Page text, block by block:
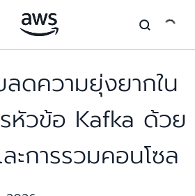
ดความยุ่งยากใน
หัวข้อ Kafka ด้วย
ะการรวมคอนโซล